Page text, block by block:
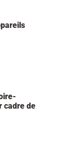
cadre de